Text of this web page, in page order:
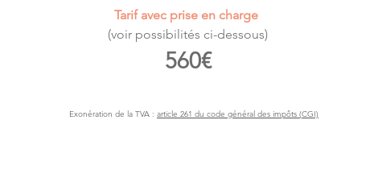
Tarif avec prise en charge
(voir possibilités ci-dessous)
560€
Exonération de la TVA : article 261 du code général des impôts (CGI)